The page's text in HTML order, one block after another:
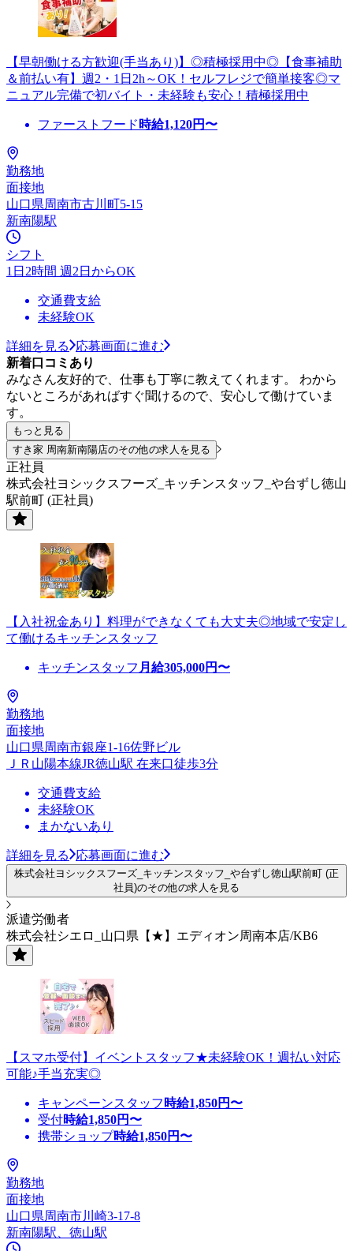
【早朝働ける方歓迎(手当あり)】◎積極採用中◎【食事補助
＆前払い有】週2・1日2h～OK！セルフレジで簡単接客◎マ
ニュアル完備で初バイト・未経験も安心！積極採用中
ファーストフード 時給1,120円〜
勤務地
面接地
山口県周南市古川町5-15
新南陽駅
シフト
1日2時間 週2日からOK
交通費支給
未経験OK
詳細を見る
応募画面に進む
新着口コミあり
みなさん友好的で、仕事も丁寧に教えてくれます。 わから
ないところがあればすぐ聞けるので、安心して働けていま
す。
もっと見る
すき家 周南新南陽店のその他の求人を見る
正社員
株式会社ヨシックスフーズ_キッチンスタッフ_や台ずし徳山
駅前町 (正社員)
【入社祝金あり】料理ができなくても大丈夫◎地域で安定し
て働けるキッチンスタッフ
キッチンスタッフ 月給305,000円〜
勤務地
面接地
山口県周南市銀座1-16佐野ビル
ＪＲ山陽本線JR徳山駅 在来口徒歩3分
交通費支給
未経験OK
まかないあり
詳細を見る 応募画面に進む
株式会社ヨシックスフーズ_キッチンスタッフ_や台ずし徳山駅前町 (正
社員)のその他の求人を見る
派遣労働者
株式会社シエロ_山口県【★】エディオン周南本店/KB6
【スマホ受付】イベントスタッフ★未経験OK！週払い対応
可能♪手当充実◎
キャンペーンスタッフ 時給1,850円〜
受付時給1,850円〜
携帯ショップ時給1,850円〜
勤務地
面接地
山口県周南市川崎3-17-8
新南陽駅、徳山駅